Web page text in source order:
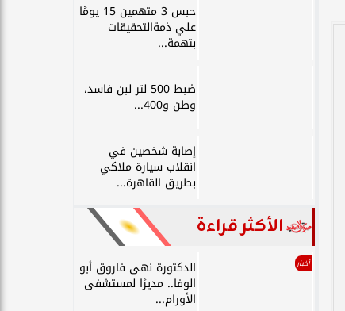
حبس 3 متهمين 15 يومًا
علي ذمةالتحقيقات
بتهمة...
ضبط 500 لتر لبن فاسد،
وطن و400...
إصابة شخصين في
انقلاب سيارة ملاكي
بطريق القاهرة...
الأكثر قراءة
أخبار الدكتورة نهى فاروق أبو
الوفا.. مديرًا لمستشفى
الأورام...